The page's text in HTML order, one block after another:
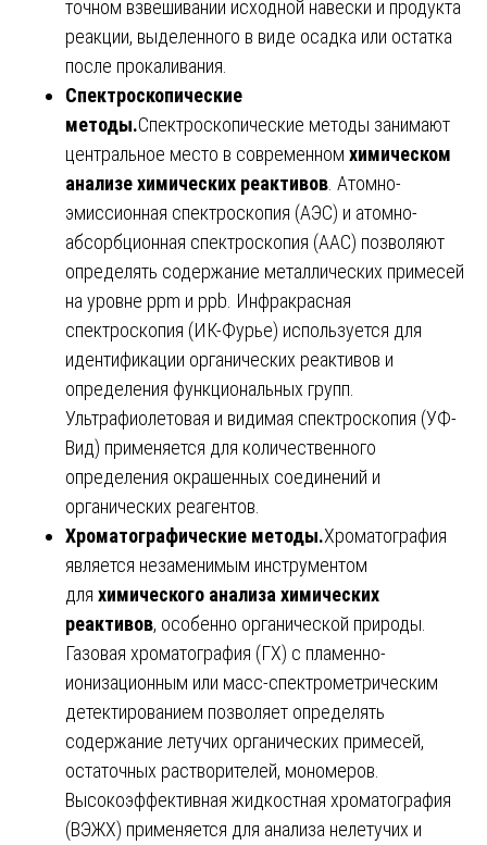
точном взвешивании исходной навески и продукта
реакции, выделенного в виде осадка или остатка
после прокаливания.
Спектроскопические
методы.Спектроскопические методы занимают
центральное место в современном химическом
анализе химических реактивов . Атомно-
эмиссионная спектроскопия (АЭС) и атомно-
абсорбционная спектроскопия (ААС) позволяют
определять содержание металлических примесей
на уровне ppm и ppb. Инфракрасная
спектроскопия (ИК-Фурье) используется для
идентификации органических реактивов и
определения функциональных групп.
Ультрафиолетовая и видимая спектроскопия (УФ-
Вид) применяется для количественного
определения окрашенных соединений и
органических реагентов.
Хроматографические методы.Хроматография
является незаменимым инструментом
для химического анализа химических
реактивов, особенно органической природы.
Газовая хроматография (ГХ) с пламенно-
ионизационным или масс-спектрометрическим
детектированием позволяет определять
содержание летучих органических примесей,
остаточных растворителей, мономеров.
Высокоэффективная жидкостная хроматография
(ВЭЖХ) применяется для анализа нелетучих и